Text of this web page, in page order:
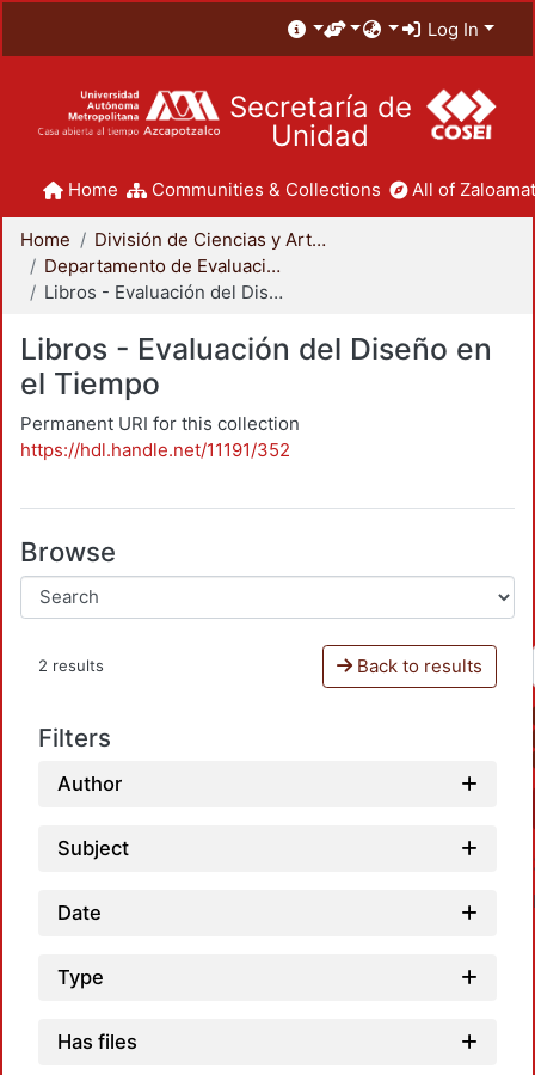
Log In
Secretaría de
Unidad
Home Communities & Collections All of
Home
División de Ciencias y Artes para el Diseño
Departamento de Evaluación del Diseño en el Tiempo
Libros - Evaluación del Diseño en el Tiempo
Libros - Evaluación del Diseño en
el Tiempo
Permanent URI for this collection
https://hdl.handle.net/11191/352
Browse
2 results Back to results
Filters
Author
Subject
Date
Type
Has files